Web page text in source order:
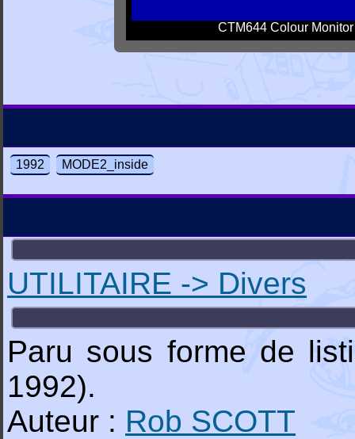
CTM644 Colour Monitor
1992 MODE2_inside
UTILITAIRE -> Divers
Paru sous forme de
1992).
Auteur : Rob SCOTT